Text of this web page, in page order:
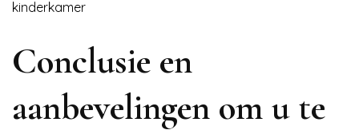
kinderkamer
Conclusie en
aanbevelingen om u te